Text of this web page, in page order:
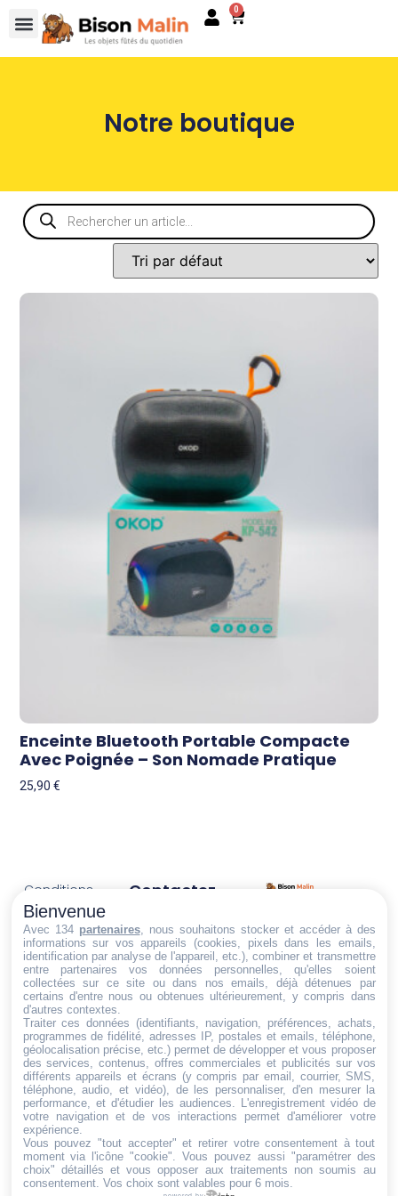
0
Notre boutique
Enceinte Bluetooth Portable Compacte
Avec Poignée – Son Nomade Pratique
25,90€
Trouvez ce qu'il vous faut,
au bon endroit
Conditions
générales
de vente
Politique de
cookies
Politique de
confidentialité
Mentions
légales
Conditions de
retour et de
remboursement
Droit de
rétractation
Contactez-
Email:
dt@sasbms.fr
Bienvenue
Avec 134 partenaires, nous souhaitons stocker et accéder à des
informations sur vos appareils (cookies, pixels dans les emails,
identification par analyse de l'appareil, etc.), combiner et transmettre
entre partenaires vos données personnelles, qu'elles soient
collectées sur ce site ou dans nos emails, déjà détenues par
certains d'entre nous ou obtenues ultérieurement, y compris dans
d'autres contextes.
Traiter ces données (identifiants, navigation, préférences, achats,
programmes de fidélité, adresses IP, postales et emails, téléphone,
géolocalisation précise, etc.) permet de développer et vous proposer
des services, contenus, offres commerciales et publicités sur vos
différents appareils et écrans (y compris par email, courrier, SMS,
téléphone, audio, et vidéo), de les personnaliser, d'en mesurer la
performance, et d'étudier les audiences. L'enregistrement vidéo de
votre navigation et de vos interactions permet d'améliorer votre
expérience.
Vous pouvez "tout accepter" et retirer votre consentement à tout
moment via l'icône "cookie" . Vous pouvez aussi "paramétrer des
choix" détaillés et vous opposer aux traitements non soumis au
consentement. Vos choix sont valables pour 6 mois.